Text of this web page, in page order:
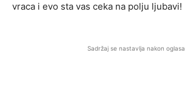
vraca i evo sta vas ceka na polju ljubavi!
Sadržaj se nastavlja nakon oglasa